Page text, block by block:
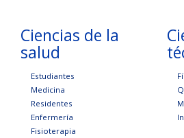
Ciencias de la
salud
Estudiantes
Medicina
Residentes
Enfermería
Fisioterapia